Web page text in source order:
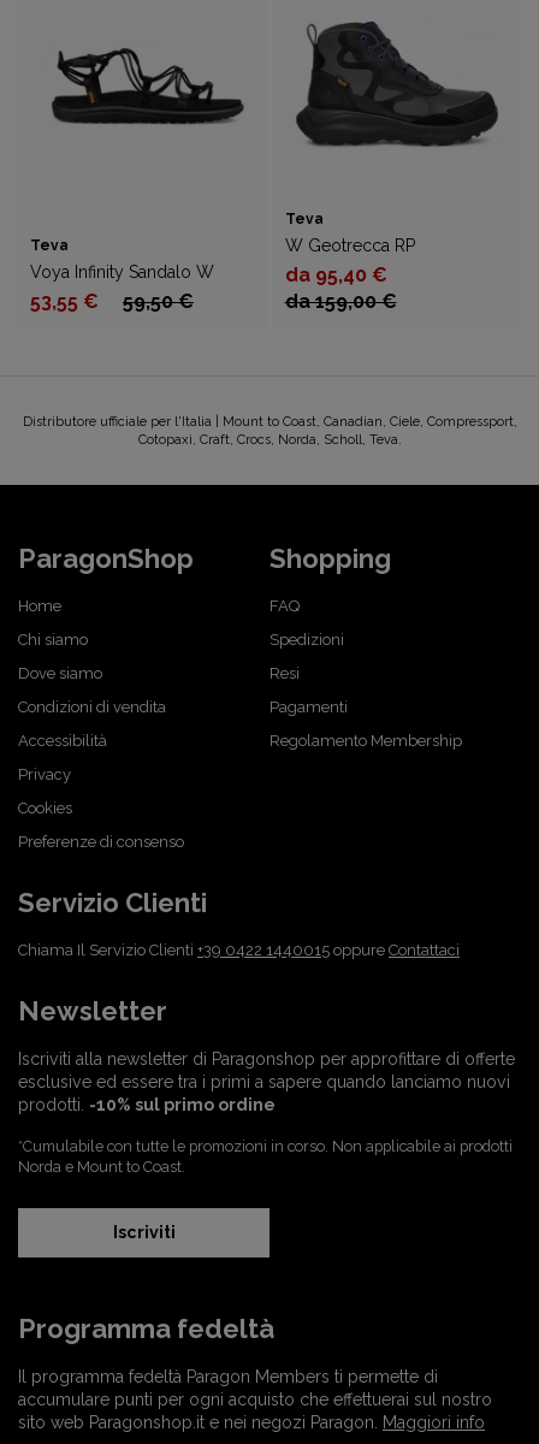
Teva
Voya Infinity Sandalo W
53,55 € 59,50 €
Teva
W Geotrecca RP
da 95,40 €
da 159,00 €
Distributore ufficiale per l'Italia | Mount to Coast, Canadian, Ciele, Compressport,
Cotopaxi, Craft, Crocs, Norda, Scholl, Teva.
ParagonShop
Home
Chi siamo
Dove siamo
Condizioni di vendita
Accessibilità
Privacy
Cookies
Preferenze di consenso
Shopping
FAQ
Spedizioni
Resi
Pagamenti
Regolamento Membership
Servizio Clienti
Chiama Il Servizio Clienti +39 0422 1440015 oppure Contattaci
Newsletter
Iscriviti alla newsletter di Paragonshop per approfittare di offerte
esclusive ed essere tra i primi a sapere quando lanciamo nuovi
prodotti. -10% sul primo ordine
*Cumulabile con tutte le promozioni in corso. Non applicabile ai prodotti
Norda e Mount to Coast.
Iscriviti
Programma fedeltà
Il programma fedeltà Paragon Members ti permette di
accumulare punti per ogni acquisto che effettuerai sul nostro
sito web Paragonshop.it e nei negozi Paragon.
Maggiori info